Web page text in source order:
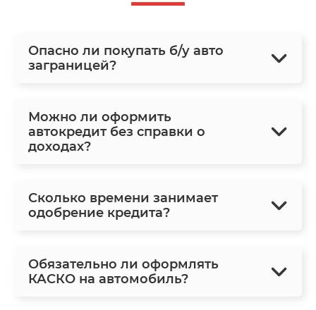
Опасно ли покупать б/у авто
заграницей?
Можно ли оформить
автокредит без справки о
доходах?
Сколько времени занимает
одобрение кредита?
Обязательно ли оформлять
КАСКО на автомобиль?